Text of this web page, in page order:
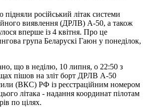
російський літак системи
виявлення (ДРЛВ) А-50, а також
вперше із 4 квітня. Про це
група Беларускі Гаюн у понеділок,
що в неділю, 10 липня, о 22:50 з
пішов на зліт борт ДРЛВ А-50
(ВКС) РФ із реєстраційним номером
літака - надання координат пілотам
по цілях.